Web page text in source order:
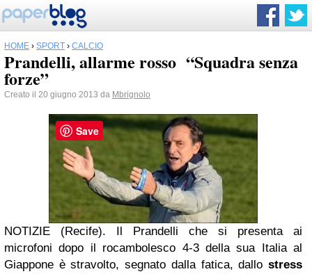
HOME › SPORT › CALCIO
Prandelli, allarme rosso “Squadra senza
forze”
Creato il 20 giugno 2013 da Mbrignolo
NOTIZIE (Recife). Il Prandelli che si presenta ai
microfoni dopo il rocambolesco 4-3 della sua Italia al
Giappone è stravolto, segnato dalla fatica, dallo stress
Save